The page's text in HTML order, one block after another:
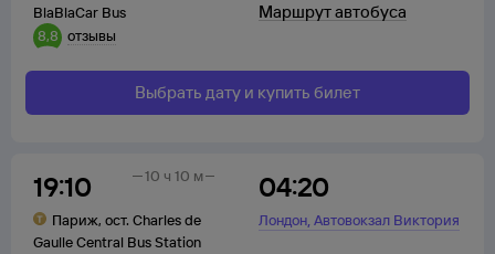
BlaBlaCar Bus
8,8 отзывы
Маршрут автобуса
Выбрать дату и купить билет
19:10
Париж, ост. Charles de
Gaulle Central Bus Station
04:20
Лондон,Автовокзал Виктория
10 ч 10 м